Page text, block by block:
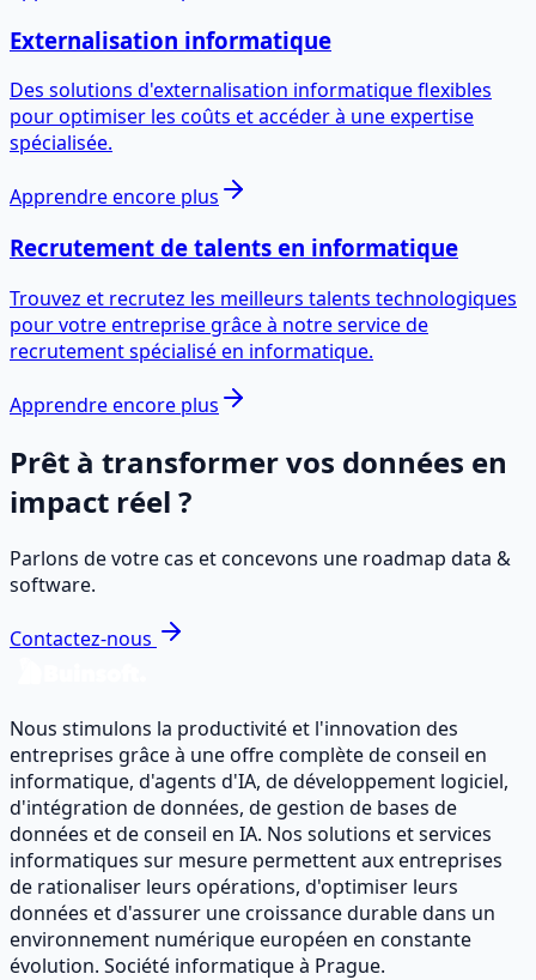
Externalisation informatique
Des solutions d'externalisation informatique flexibles
pour optimiser les coûts et accéder à une expertise
spécialisée.
Apprendre encore plus
Recrutement de talents en informatique
Trouvez et recrutez les meilleurs talents technologiques
pour votre entreprise grâce à notre service de
recrutement spécialisé en informatique.
Apprendre encore plus
Prêt à transformer vos données en
impact réel ?
Parlons de votre cas et concevons une roadmap data &
software.
Contactez-nous
Nous stimulons la productivité et l'innovation des
entreprises grâce à une offre complète de conseil en
informatique, d'agents d'IA, de développement logiciel,
d'intégration de données, de gestion de bases de
données et de conseil en IA. Nos solutions et services
informatiques sur mesure permettent aux entreprises
de rationaliser leurs opérations, d'optimiser leurs
données et d'assurer une croissance durable dans un
environnement numérique européen en constante
évolution. Société informatique à Prague.